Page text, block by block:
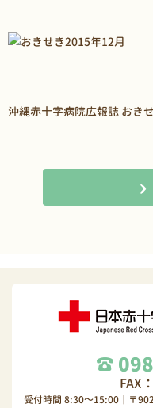
沖縄赤十字病院広報誌 おき
FAX
受付時間 8:30～15:00｜〒